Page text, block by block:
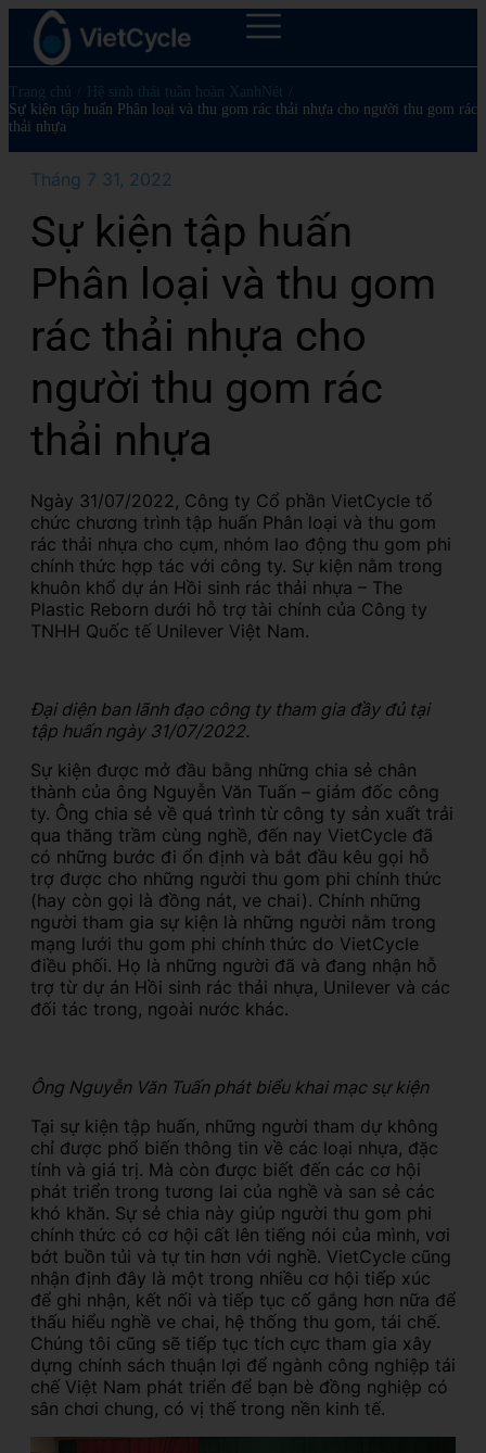
Trang chủ Hệ sinh thái tuần hoàn XanhNét
Sự kiện tập huấn Phân loại và thu gom rác thải nhựa cho người thu gom rác
thải nhựa
Tháng 7 31, 2022
Sự kiện tập huấn
Phân loại và thu gom
rác thải nhựa cho
người thu gom rác
thải nhựa
Ngày 31/07/2022, Công ty Cổ phần VietCycle tổ
chức chương trình tập huấn Phân loại và thu gom
rác thải nhựa cho cụm, nhóm lao động thu gom phi
chính thức hợp tác với công ty. Sự kiện nằm trong
khuôn khổ dự án Hồi sinh rác thải nhựa – The
Plastic Reborn dưới hỗ trợ tài chính của Công ty
TNHH Quốc tế Unilever Việt Nam.
Đại diện ban lãnh đạo công ty tham gia đầy đủ tại
tập huấn ngày 31/07/2022.
Sự kiện được mở đầu bằng những chia sẻ chân
thành của ông Nguyễn Văn Tuấn – giám đốc công
ty. Ông chia sẻ về quá trình từ công ty sản xuất trải
qua thăng trầm cùng nghề, đến nay VietCycle đã
có những bước đi ổn định và bắt đầu kêu gọi hỗ
trợ được cho những người thu gom phi chính thức
(hay còn gọi là đồng nát, ve chai). Chính những
người tham gia sự kiện là những người nằm trong
mạng lưới thu gom phi chính thức do VietCycle
điều phối. Họ là những người đã và đang nhận hỗ
trợ từ dự án Hồi sinh rác thải nhựa, Unilever và các
đối tác trong, ngoài nước khác.
Ông Nguyễn Văn Tuấn phát biểu khai mạc sự kiện
Tại sự kiện tập huấn, những người tham dự không
chỉ được phổ biến thông tin về các loại nhựa, đặc
tính và giá trị. Mà còn được biết đến các cơ hội
phát triển trong tương lai của nghề và san sẻ các
khó khăn. Sự sẻ chia này giúp người thu gom phi
chính thức có cơ hội cất lên tiếng nói của mình, vơi
bớt buồn tủi và tự tin hơn với nghề. VietCycle cũng
nhận định đây là một trong nhiều cơ hội tiếp xúc
để ghi nhận, kết nối và tiếp tục cố gắng hơn nữa để
thấu hiểu nghề ve chai, hệ thống thu gom, tái chế.
Chúng tôi cũng sẽ tiếp tục tích cực tham gia xây
dựng chính sách thuận lợi để ngành công nghiệp tái
chế Việt Nam phát triển để bạn bè đồng nghiệp có
sân chơi chung, có vị thế trong nền kinh tế.